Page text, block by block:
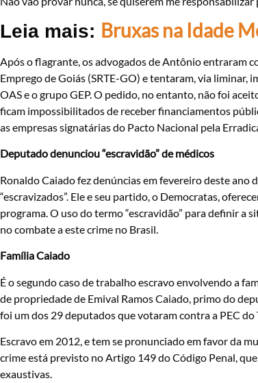
Leia mais: Bruxas na Idade
Após o flagrante, os advogados de Antônio entraram
Emprego de Goiás (SRTE-GO) e tentaram, via liminar,
OAS e o grupo GEP. O pedido, no entanto, não foi
ficam impossibilitados de receber financiamentos
as empresas signatárias do Pacto Nacional pela
Deputado denunciou “escravidão” de médicos
Ronaldo Caiado fez denúncias em fevereiro deste
“escravizados”. Ele e seu partido, o Democratas,
programa. O uso do termo “escravidão” para definir a
no combate a este crime no Brasil.
Família Caiado
É o segundo caso de trabalho escravo envolvendo a
de propriedade de Emival Ramos Caiado, primo do
foi um dos 29 deputados que votaram contra a PEC do
Escravo em 2012, e tem se pronunciado em favor da
crime está previsto no Artigo 149 do Código Penal,
exaustivas.